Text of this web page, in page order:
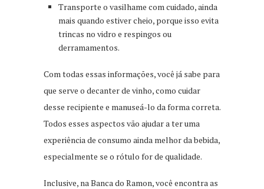
Transporte o vasilhame com cuidado, ainda
mais quando estiver cheio, porque isso evita
trincas no vidro e respingos ou
derramamentos.
Com todas essas informações, você já sabe para
que serve o decanter de vinho, como cuidar
desse recipiente e manuseá-lo da forma correta.
Todos esses aspectos vão ajudar a ter uma
experiência de consumo ainda melhor da bebida,
especialmente se o rótulo for de qualidade.
Inclusive, na Banca do Ramon, você encontra as